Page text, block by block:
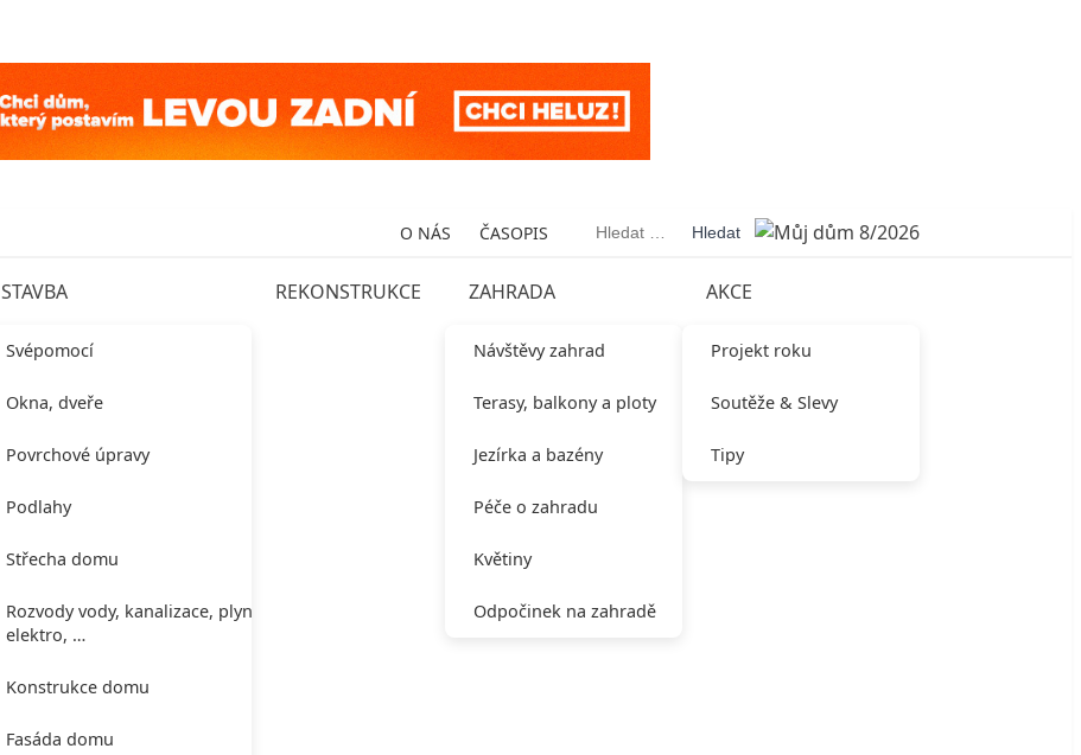
O NÁS ČASOPIS Vyhledávání
STAVBA
Svépomocí
Okna, dveře
Povrchové úpravy
Podlahy
Střecha domu
Rozvody vody, kanalizace, plynu,
elektro, …
Konstrukce domu
Fasáda domu
REKONSTRUKCE ZAHRADA
Návštěvy zahrad
Terasy, balkony a ploty
Jezírka a bazény
Péče o zahradu
Květiny
Odpočinek na zahradě
AKCE
Projekt roku
Soutěže & Slevy
Tipy